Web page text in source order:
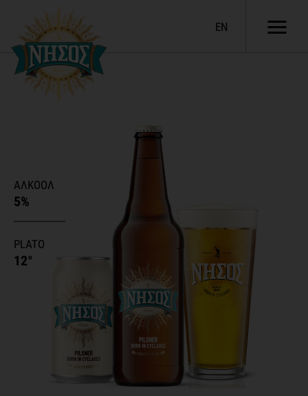
EN
ΑΛΚΟΟΛ
5%
PLATO
12°